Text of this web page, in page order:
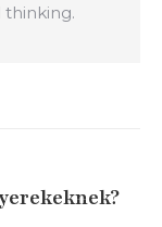
thinking.